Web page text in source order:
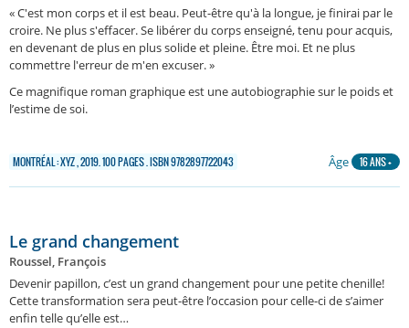
« C'est mon corps et il est beau. Peut-être qu'à la longue, je finirai par le
croire. Ne plus s'effacer. Se libérer du corps enseigné, tenu pour acquis,
en devenant de plus en plus solide et pleine. Être moi. Et ne plus
commettre l'erreur de m'en excuser. »
Ce magnifique roman graphique est une autobiographie sur le poids et
l’estime de soi.
MONTRÉAL : XYZ , 2019. 100 PAGES . ISBN 9782897722043 Âge 16 ANS +
Le grand changement
Roussel, François
Devenir papillon, c’est un grand changement pour une petite chenille!
Cette transformation sera peut-être l’occasion pour celle-ci de s’aimer
enfin telle qu’elle est…